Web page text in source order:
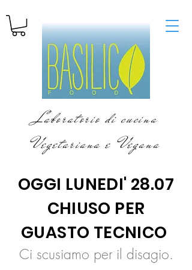
Laboratorio di cucina
Vegetariana e Vegana
OGGI LUNEDI' 28.07
CHIUSO PER
GUASTO TECNICO
Ci scusiamo per il disagio.